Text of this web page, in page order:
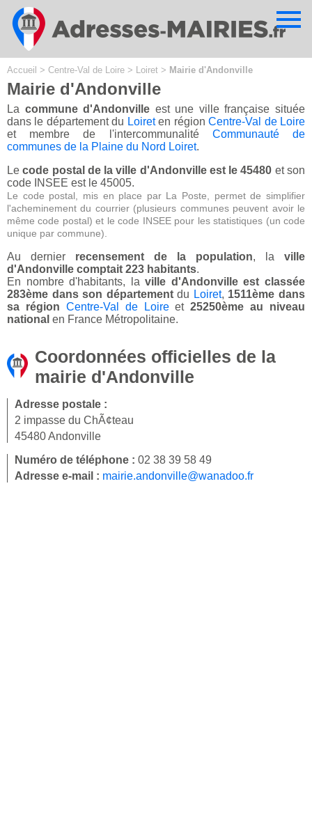
Accueil > Centre-Val de Loire > Loiret > Mairie d'Andonville
Mairie d'Andonville
La commune d'Andonville est une ville française située
dans le département du Loireten régionCentre-Val de Loire
et membre de l'intercommunalité Communauté de
communes de la Plaine du Nord Loiret.
Lecode postal de la ville d'Andonville est le 45480 et son
code INSEE est le 45005.
Le code postal, mis en place par La Poste, permet de simplifier
l'acheminement du courrier (plusieurs communes peuvent avoir le
même code postal) et le code INSEE pour les statistiques (un code
unique par commune).
Au dernier recensement de la population, la ville
d'Andonville comptait 223 habitants.
En nombre d'habitants, laville d'Andonville est classée
283ème dans son départementdu Loiret, 1511ème dans
sa région Centre-Val de Loireet25250ème au niveau
national en France Métropolitaine.
Coordonnées officielles de la
mairie d'Andonville
Adresse postale :
2 impasse du ChÃ¢teau
45480 Andonville
Numéro de téléphone : 02 38 39 58 49
Adresse e-mail : mairie.andonville@wanadoo.fr
Cookies management panel